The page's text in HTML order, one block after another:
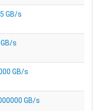
GB/s
s
GB/s
GB/s